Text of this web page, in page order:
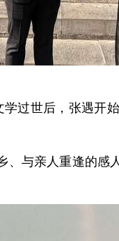
过世后，张遇
与亲人重逢的